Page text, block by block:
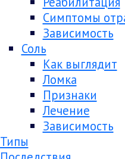
Симптомы
Зависимость
Соль
Как выглядит
Ломка
Признаки
Лечение
Зависимость
Типы